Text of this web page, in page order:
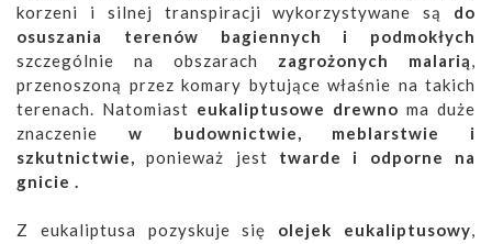
korzeni i silnej transpiracji wykorzystywane są do
osuszania terenów bagiennych i podmokłych
szczególnie na obszarach zagrożonych malarią,
przenoszoną przez komary bytujące właśnie na takich
terenach. Natomiast eukaliptusowe drewno ma duże
znaczenie w budownictwie, meblarstwie i
szkutnictwie, ponieważ jest twarde i odporne na
gnicie .
Z eukaliptusa pozyskuje się olejek eukaliptusowy,